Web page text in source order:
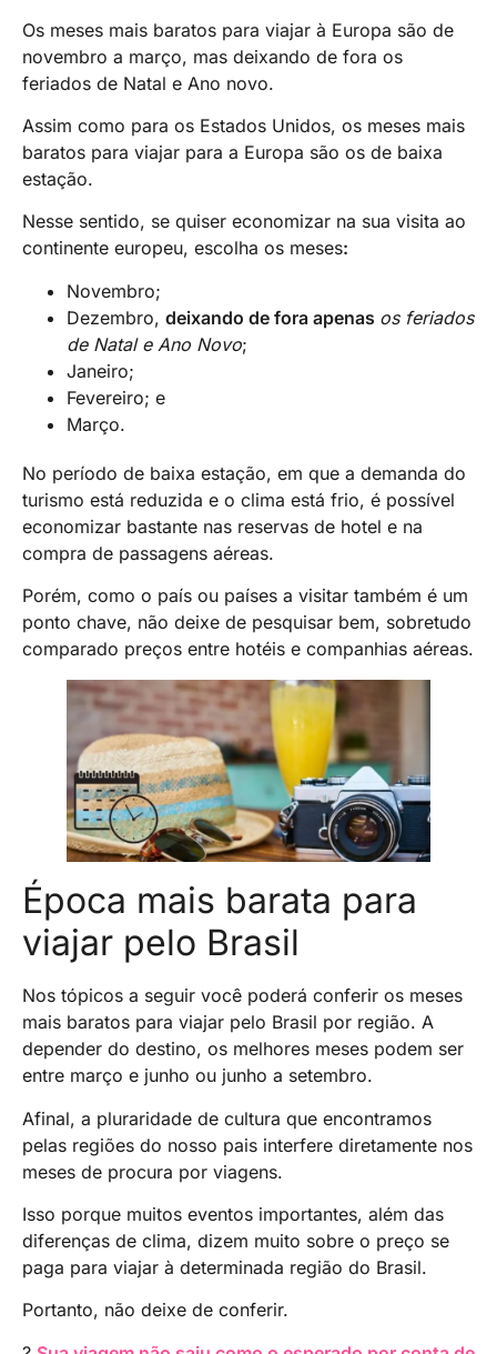
Os meses mais baratos para viajar à Europa são de
novembro a março, mas deixando de fora os
feriados de Natal e Ano novo.
Assim como para os Estados Unidos, os meses mais
baratos para viajar para a Europa são os de baixa
estação.
Nesse sentido, se quiser economizar na sua visita ao
continente europeu, escolha os meses:
Novembro;
Dezembro, deixando de fora apenas os feriados
de Natal e Ano Novo;
Janeiro;
Fevereiro; e
Março.
No período de baixa estação, em que a demanda do
turismo está reduzida e o clima está frio, é possível
economizar bastante nas reservas de hotel e na
compra de passagens aéreas.
Porém, como o país ou países a visitar também é um
ponto chave, não deixe de pesquisar bem, sobretudo
comparado preços entre hotéis e companhias aéreas.
Época mais barata para
viajar pelo Brasil
Nos tópicos a seguir você poderá conferir os meses
mais baratos para viajar pelo Brasil por região. A
depender do destino, os melhores meses podem ser
entre março e junho ou junho a setembro.
Afinal, a pluraridade de cultura que encontramos
pelas regiões do nosso pais interfere diretamente nos
meses de procura por viagens.
Isso porque muitos eventos importantes, além das
diferenças de clima, dizem muito sobre o preço se
paga para viajar à determinada região do Brasil.
Portanto, não deixe de conferir.